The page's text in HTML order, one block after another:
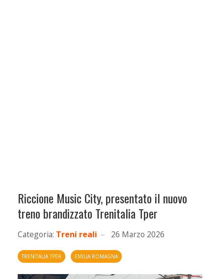
Riccione Music City, presentato il nuovo
treno brandizzato Trenitalia Tper
Categoria: Treni reali 26 Marzo 2026
TRENITALIA TPER EMILIA ROMAGNA